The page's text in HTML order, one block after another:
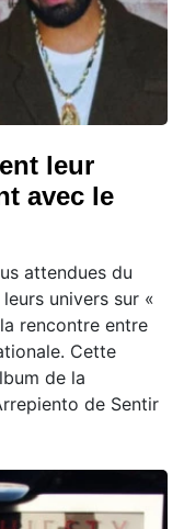
leur
avec le
attendues du
univers sur «
rencontre entre
Cette
de la
de Sentir